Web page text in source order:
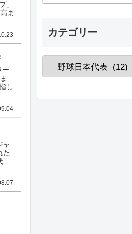
」
ま
ー
し
ャ
た
カテゴリー